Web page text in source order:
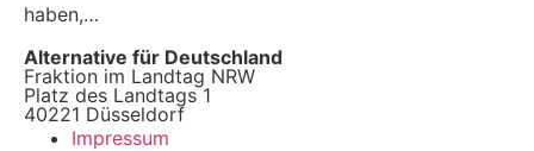
haben,…
Alternative für Deutschland
Fraktion im Landtag NRW
Platz des Landtags 1
40221 Düsseldorf
Impressum